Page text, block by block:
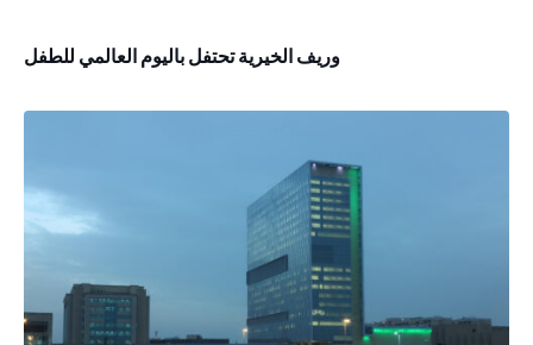
وريف الخيرية تحتفل باليوم العالمي للطفل